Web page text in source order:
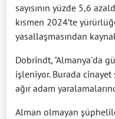
sayısının yüzde 5,6
kısmen 2024’te
yasallaşmasından
Dobrindt, "Almanya'da
işleniyor. Burada
ağır adam
Alman olmayan